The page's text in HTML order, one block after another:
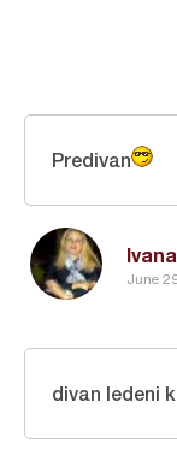
June
Predivan
divan ledeni